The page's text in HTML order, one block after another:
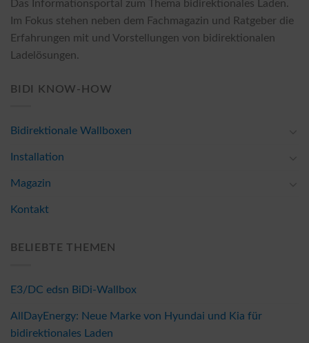
Das Informationsportal zum Thema bidirektionales Laden.
Im Fokus stehen neben dem Fachmagazin und Ratgeber die
Erfahrungen mit und Vorstellungen von bidirektionalen
Ladelösungen.
BIDI KNOW-HOW
Bidirektionale Wallboxen
Installation
Magazin
Kontakt
BELIEBTE THEMEN
E3/DC edsn BiDi-Wallbox
AllDayEnergy: Neue Marke von Hyundai und Kia für
bidirektionales Laden